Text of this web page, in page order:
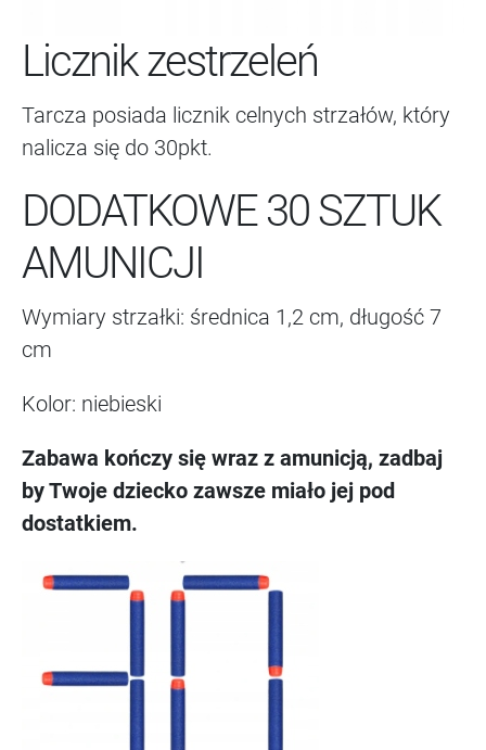
Licznik zestrzeleń
Tarcza posiada licznik celnych strzałów, który
nalicza się do 30pkt.
DODATKOWE 30 SZTUK
AMUNICJI
Wymiary strzałki: średnica 1,2 cm, długość 7
cm
Kolor: niebieski
Zabawa kończy się wraz z amunicją, zadbaj
by Twoje dziecko zawsze miało jej pod
dostatkiem.